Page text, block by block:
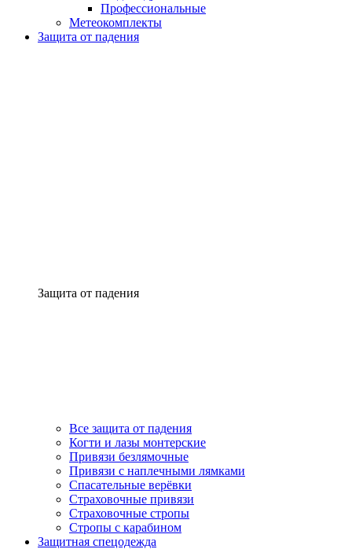
Профессиональные
Метеокомплекты
Защита от падения
Защита от падения
Все защита от падения
Когти и лазы монтерские
Привязи безлямочные
Привязи с наплечными лямками
Спасательные верёвки
Страховочные привязи
Страховочные стропы
Стропы с карабином
Защитная спецодежда